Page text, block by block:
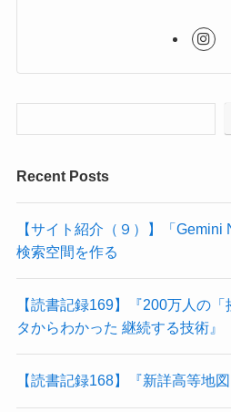
Recent Posts
【サイト紹介（９）】「
検索空間を作る
【読書記録169】『200万人の
タからわかった 継続する技術』
【読書記録168】『新詳高等地図